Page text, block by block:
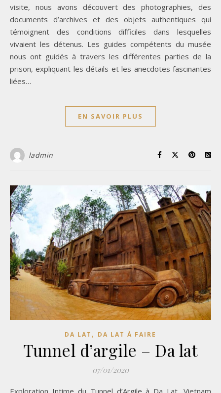
visite, nous avons découvert des photographies, des
documents d’archives et des objets authentiques qui
témoignent des conditions difficiles dans lesquelles
vivaient les détenus. Les guides compétents du musée
nous ont guidés à travers les différentes parties de la
prison, expliquant les détails et les anecdotes fascinantes
liées…
EN SAVOIR PLUS
ladmin
DA LAT , DA LAT À FAIRE
Tunnel d’argile – Da lat
07/01/2020